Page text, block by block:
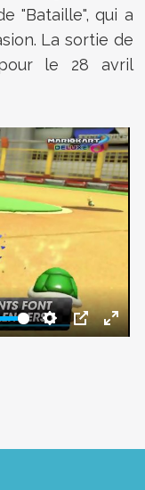
"Bataille", qui a
La sortie de
le 28 avril